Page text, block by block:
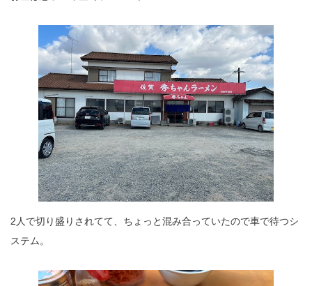
2人で切り盛りされてて、ちょっと混み合っていたので車で待つシ
ステム。